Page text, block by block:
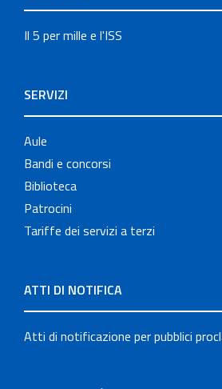
Il 5 per mille e l'ISS
SERVIZI
Aule
Bandi e concorsi
Biblioteca
Patrocini
Tariffe dei servizi a terzi
ATTI DI NOTIFICA
Atti di notificazione per pubblici